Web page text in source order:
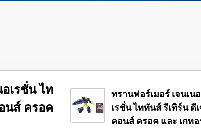
เรชั่น ไท
นส์ ครอค
ทรานฟอร์เมอร์ เจนเนอ
เรชั่น ไททันส์ รีเทิร์น ดี
คอนส์ ครอค และ เกทอ